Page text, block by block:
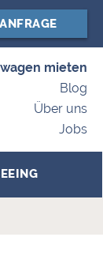
ANFRAGE
mieten
Blog
Über uns
Jobs